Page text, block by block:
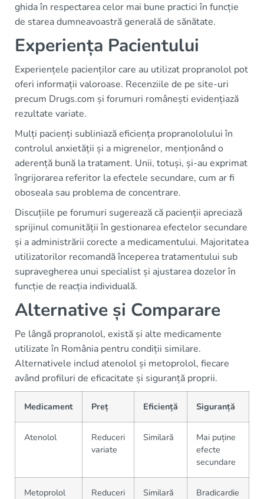
ghida în respectarea celor mai bune practici în funcție
de starea dumneavoastră generală de sănătate.
Experiența Pacientului
Experiențele pacienților care au utilizat propranolol pot
oferi informații valoroase. Recenziile de pe site-uri
precum Drugs.com și forumuri românești evidențiază
rezultate variate.
Mulți pacienți subliniază eficiența propranololului în
controlul anxietății și a migrenelor, menționând o
aderență bună la tratament. Unii, totuși, și-au exprimat
îngrijorarea referitor la efectele secundare, cum ar fi
oboseala sau problema de concentrare.
Discuțiile pe forumuri sugerează că pacienții apreciază
sprijinul comunității în gestionarea efectelor secundare
și a administrării corecte a medicamentului. Majoritatea
utilizatorilor recomandă începerea tratamentului sub
supravegherea unui specialist și ajustarea dozelor în
funcție de reacția individuală.
Alternative și Comparare
Pe lângă propranolol, există și alte medicamente
utilizate în România pentru condiții similare.
Alternativele includ atenolol și metoprolol, fiecare
având profiluri de eficacitate și siguranță proprii.
Medicament Preț Eficiență Siguranță
Atenolol
Reduceri
variate
Similară
Mai puține
efecte
secundare
Metoprolol Reduceri Similară Bradicardie